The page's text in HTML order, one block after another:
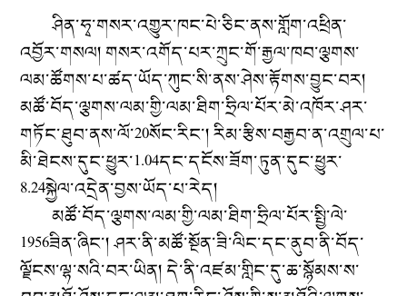
ཤིན་ཧྭ་གསར་འགྱུར་ཁང་པེ་ཅིང་ནས་གློག་འཕྲིན་
འབྱོར་གསལ། གསར་འགོད་པར་ཀྲུང་གོ་རྒྱལ་ཁབ་ལྕགས་
ལམ་ཚོགས་པ་ཚད་ཡོད་ཀུང་སི་ནས་ཤེས་རྟོགས་བྱུང་བར།
མཚོ་བོད་ལྕགས་ལམ་གྱི་ལམ་ཐིག་ཧྲིལ་པོར་མེ་འཁོར་ཤར་
གཏོང་ཐུབ་ནས་ལོ་20སོང་རིང་། རིམ་རྩིས་བརྒྱབ་ན་འགྲུལ་པ་
མི་ཐེངས་དུང་ཕྱུར་1.04དང་དངོས་ཟོག་ཏུན་དུང་ཕྱུར་
8.24སྐྱེལ་འདྲེན་བྱས་ཡོད་པ་རེད།
མཚོ་བོད་ལྕགས་ལམ་གྱི་ལམ་ཐིག་ཧྲིལ་པོར་སྤྱི་ལེ་
1956ཟིན་ཞིང་། ཤར་ནི་མཚོ་སྔོན་ཟི་ལིང་དང་ནུབ་ནི་བོད་
ལྗོངས་ལྷ་སའི་བར་ཡིན། དེ་ནི་འཛམ་གླིང་དུ་ཆ་སྙོམས་ས་